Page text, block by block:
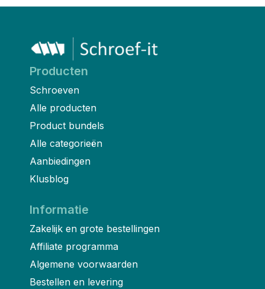
Producten
Schroeven
Alle producten
Product bundels
Alle categorieën
Aanbiedingen
Klusblog
Informatie
Zakelijk en grote bestellingen
Affiliate programma
Algemene voorwaarden
Bestellen en levering